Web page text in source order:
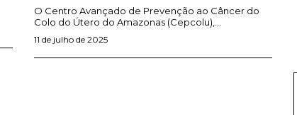
O Centro Avançado de Prevenção ao Câncer do
Colo do Útero do Amazonas (Cepcolu),...
11 de julho de 2025